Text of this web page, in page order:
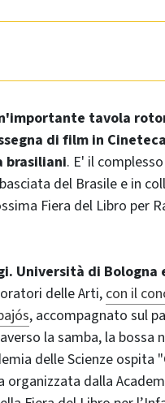
tavola
di film in
brasiliani. E' il
del Brasile e in
Fiera del Libro per
Università di Bologna
delle Arti, con il
, accompagnato sul
la samba, la bossa
delle Scienze ospita
dalla